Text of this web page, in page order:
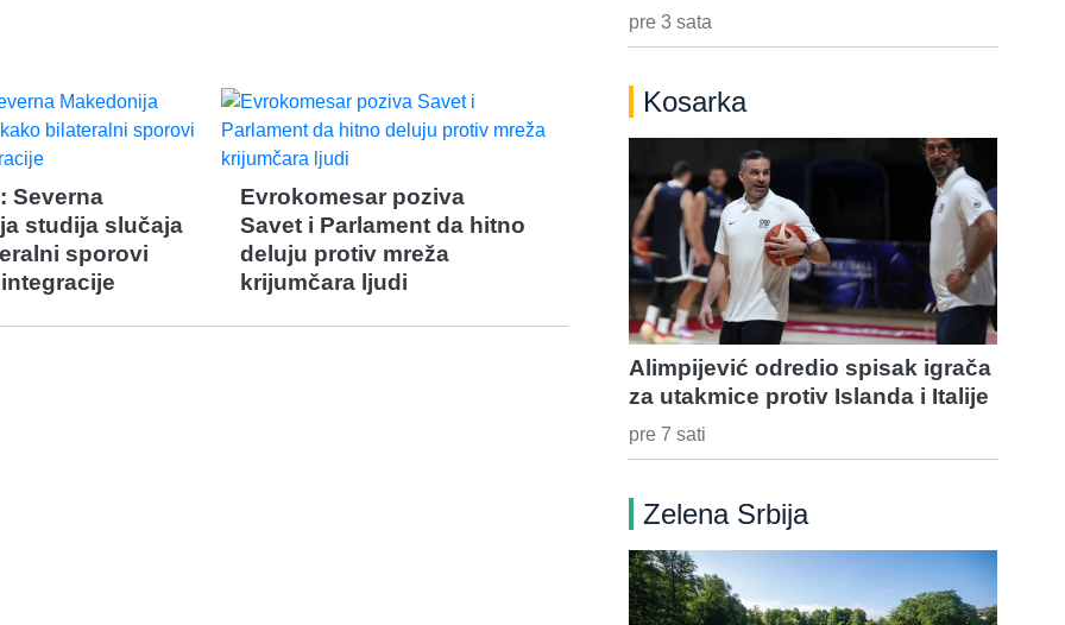
Severna
studija slučaja
sporovi
Evrokomesar poziva
Savet i Parlament da hitno
deluju protiv mreža
krijumčara ljudi
pre 3 sata
Kosarka
Alimpijević odredio spisak igrača
za utakmice protiv Islanda i Italije
pre 7 sati
Zelena Srbija